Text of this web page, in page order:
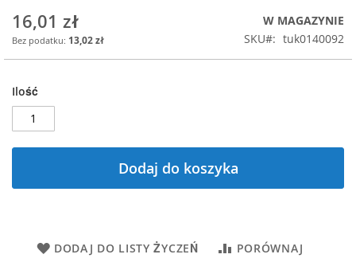
16,01 zł
13,02 zł
W MAGAZYNIE
SKU
tuk0140092
Ilość
Dodaj do koszyka
DODAJ DO LISTY ŻYCZEŃ PORÓWNAJ